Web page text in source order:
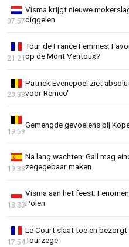
Visma krijgt nieuwe
diggelen
07:57
Tour de France Femmes:
op de Mont Ventoux?
21:21
Patrick Evenepoel ziet
voor Remco"
20:33
Gemengde gevoelens bij
19:59
Na lang wachten: Gall mag
zegegebaar maken
19:33
Visma aan het feest:
Polen
18:33
Le Court slaat toe en bezorgt
Tourzege
17:54